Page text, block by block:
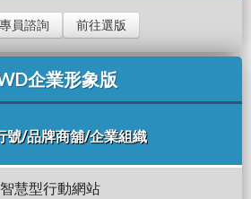
員諮詢 前往選版
企業形象版
號/品牌商舖/企業組織
智慧型行動網站